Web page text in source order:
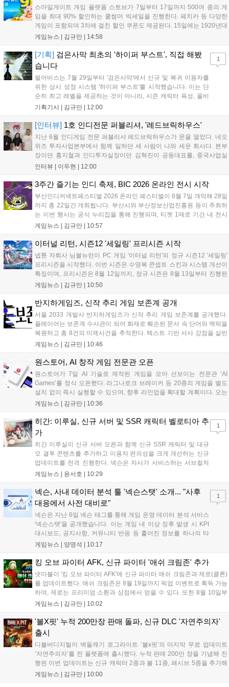
스마일게이트 게임 플랫폼 스토브가 7일부터 17일까지 500여 종의 게
임을 최대 90% 할인하는 쿨썸머 빅세일을 진행한다. 페치카 등 다양한
게임이 포함되며 3차에 걸친 할인 쿠폰도 제공된다. 15일에는 1920년대
경성 배경의 신작 그날의 신문이 출시되며, 15일부터 17일까지는 국내
은 공식 페이지에서 확인 가능하다....
게임뉴스 | 김규만 | 14:58
[기획] 검은사막 최초의 '하이퍼 부스트', 직접 해봤
습니다
펄어비스는 7월 29일부터 '검은사막'에서 신규 및 복귀 이용자를
위한 상시 성장 시스템 '하이퍼 부스트'를 시작했습니다. 이는 단
순히 최고 레벨을 제공하는 것이 아니라, 시즌 캐릭터 육성, 올비
아 아카데미 수료, 아침의 나라 설화 진행 등 4단계 과정을 통해
용자는 과제를 완수하며 동(V) 투발라 장비와 검은별 무기, 카라
기획기사 | 김규만 | 12:00
1
[인터뷰] 1호 인디전문 퍼블리셔, '레드브릭하우스'
지난 6월 인디게임 전문 퍼블리셔 레드브릭하우스가 문을 열었다. 네오
위즈 투자사업본부에서 함께 일하던 세 사람이 나와 세운 회사다. 본부
장이던 홍지철과 인디투자실장이던 김혁진이 공동대표를, 중국사업실
장이던 이민정이 이사를 맡았다. 출범 한 달여 만에 위메이드맥스의 전
들어왔다. 서비스 중인...
인터뷰 | 이두현 | 12:00
3주간 즐기는 인디 축제, BIC 2026 온라인 전시 시작
부산인디커넥트페스티벌 2026 온라인 페스티벌이 8월 7일 개막해 28일
까지 총 22일간 개최됩니다. 부산시와 부산정보산업진흥원 등이 주최하
는 이번 행사는 공식 누리집을 통해 진행되며, 티켓 1매로 기간 내 전시
작을 제한 없이 체험할 수 있습니다. 일반 및 루키 부문 등 다양한 인디게
세계 누구나 참여 가능한 이번 행사는 역대 최대 규모로 열려 인디게임
게임뉴스 | 김규만 | 10:57
이터널 리턴, 시즌12 '세일링' 프리시즌 시작
넵튠 자회사 님블뉴런이 PC 게임 '이터널 리턴'의 정규 시즌12 '세일링'
프리시즌을 시작했다. 이번 시즌은 수영복 콘셉트 스킨과 시스템 개선이
특징이며, 프리시즌은 8월 12일까지, 정규 시즌은 8월 13일부터 진행된
다. 실험체 관찰일지 추가와 후반부 전략 강화를 위한 다중 크로노 스피
대를 모으고 있다....
게임뉴스 | 김규만 | 10:50
반지하게임즈, 신작 추리 게임 보존계 공개
서울 2033 개발사 반지하게임즈가 신작 추리 게임 보존계를 공개했다.
플레이어는 보존계 수사관이 되어 화재로 훼손된 문서 속 단어와 맥락을
복원하고 총 8건의 미제사건을 추적한다. 텍스트 기반 서사 강점을 살린
이번 게임은 정보 조합과 사건 재구성이 핵심이며, 현재 스팀 상점 페이
개발에 박차를 가하고 있다....
게임뉴스 | 김규만 | 10:46
원스토어, AI 창작 게임 전문관 오픈
원스토어가 7일 AI 기술로 제작된 게임을 모아 선보이는 전문관 ‘AI
Games’를 정식 오픈했다. 라그나로크 브레이커 등 20종의 게임을 별도
설치 없이 즉시 실행할 수 있으며, 향후 라인업을 확대할 계획이다. 오는
11일부터는 게임 실행 시 할인 쿠폰을 지급하는 오픈 기념 이벤트도 진
있는 환경을 조성해 창작자와 이용자 모두에게 새로운 경험을 제공할 것
으로 기대된다....
게임뉴스 | 김규만 | 10:36
히간: 이루실, 신규 서버 및 SSR 캐릭터 벨로티아 추
가
히간 이루실이 신규 서버 오픈과 함께 신규 SSR 캐릭터 및 대규
모 결투 콘텐츠를 추가하고 이용자 편의성을 크게 개선하는 신규
업데이트를 전격 진행한다. 넥슨은 자사가 서비스하는 서브컬처
게임 히간 이루실에 신규 서버 'world3'을 개설하고 신규 캐릭터
이번 업데이트를 통해 어둠 속 서큐버스...
게임뉴스 | 윤서호 | 10:29
1
넥슨, 사내 데이터 분석 툴 '넥슨스탯' 소개... "사후
대응에서 사전 대비로"
넥슨은 지난 6일 넥슨 태그를 통해 게임 운영 데이터 분석 서비스
'넥슨스탯'을 공개했습니다. 이는 게임 내 이상 징후 발생 시 KPI
대시보드, 공지사항, 커뮤니티 반응 등 흩어진 정보를 하나의 타
임라인에 연결해 원인을 빠르게 파악하도록 돕는 관제 허브입니
중심의 운영 방식을 사전 대비 체계로 전환하며 데이터 기반의 효
게임뉴스 | 양영석 | 10:17
1
킹 오브 파이터 AFK, 신규 파이터 '애쉬 크림존' 추가
넷마블이 '킹 오브 파이터 AFK'에 신규 파이터 애쉬 크림존과 제로(클론)
를 업데이트했다. 애쉬 크림존은 8월 19일까지 픽업 이벤트로 획득 가능
하며, 제로는 프리미엄 소환과 상점에서 얻을 수 있다. 또한 8월 10일부
터 14일까지 럭키 엘피 이벤트로 론을, 13일부터 26일까지 트로피칼 아
로 전략적 전투의 재미가 더욱 강화될 것으로 기대된다....
게임뉴스 | 김규만 | 10:02
'볼X핏' 누적 200만장 판매 돌파, 신규 DLC '자연주의자'
출시
디볼버디지털이 벽돌깨기 로그라이트 ‘볼x핏’의 마지막 무료 업데이트
‘자연주의자’를 전 플랫폼에 출시했다. 누적 판매 200만 장을 기념해 진
행된 이번 업데이트는 신규 캐릭터 2종과 볼 11종, 패시브 5종을 추가해
전략적 재미를 높였다. 게임은 PC와 콘솔, 모바일에서 한글판으로 즐길
게임뉴스 | 김규만 | 10:00